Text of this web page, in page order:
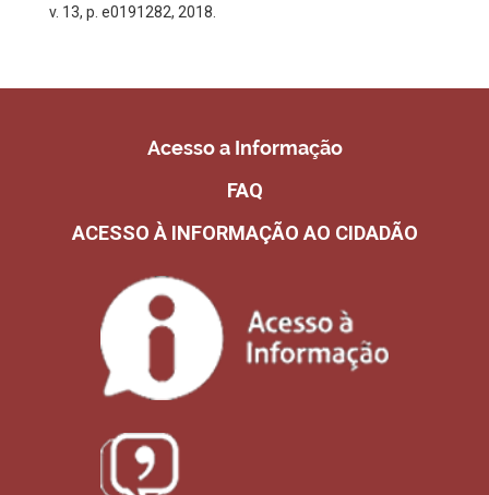
v. 13, p. e0191282, 2018.
Acesso a Informação
FAQ
ACESSO À INFORMAÇÃO AO CIDADÃO